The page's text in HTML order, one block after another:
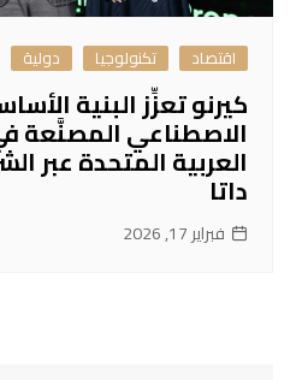
اقتصاد تكنولوجيا دولية
كيرنو تعزِّز البنية
الاصطناعي المصنَّعة
العربية المتحدة عبر
داتا
فبراير 17, 2026